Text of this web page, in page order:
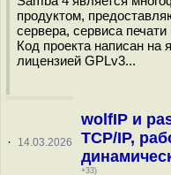
продуктом,
сервера, сервиса
Код проекта написан на
лицензией GPLv3...
· 14.03.2026
wolfIP и
TCP/IP,
+33)